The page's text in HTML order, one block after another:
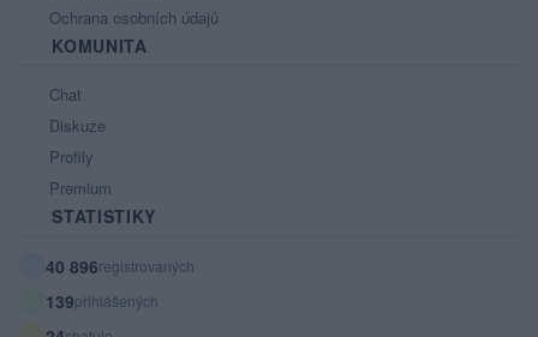
Ochrana osobních údajů
KOMUNITA
Chat
Diskuze
Profily
Premium
STATISTIKY
40 896registrovaných
139přihlášených